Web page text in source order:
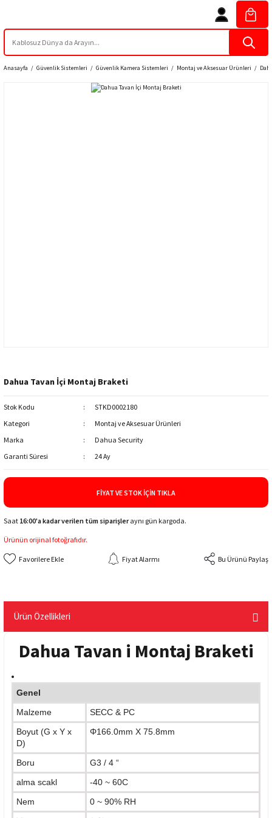
Anasayfa Güvenlik Sistemleri Güvenlik Kamera Sistemleri Montaj ve Aksesuar Ürünleri
Dahua Tavan İçi Montaj Braketi
Stok Kodu
STKD0002180
Kategori
Montaj ve Aksesuar Ürünleri
Marka
Dahua Security
Garanti Süresi
24 Ay
FIYAT VE STOK İÇIN TIKLA
Saat 16:00'a kadar verilen tüm siparişleraynı gün kargoda.
Ürünün orijinal fotoğrafıdır.
Fiyat Alarmı Bu Ürünü Paylaş
Ürün Özellikleri
Dahua Tavan i Montaj Braketi
Genel
Malzeme SECC & PC
Boyut (G x Y x
D)
Φ166.0mm X 75.8mm
Boru G3 / 4 “
alma scakl -40 ~ 60C
Nem 0 ~ 90% RH